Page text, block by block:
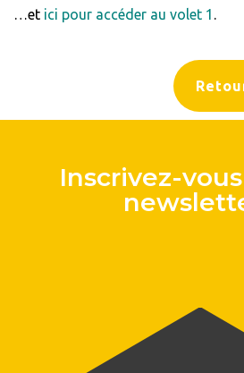
…et ici pour accéder au volet 1 .
Inscrivez-